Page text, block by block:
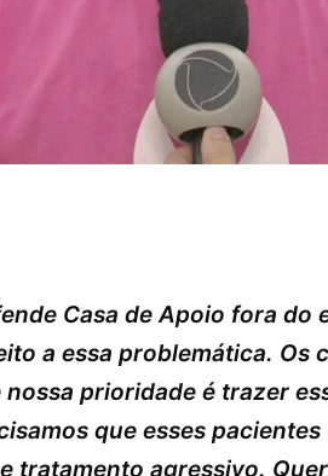
Casa de Apoio fora do
a essa problemática. Os
prioridade é trazer
que esses
tratamento agressivo.